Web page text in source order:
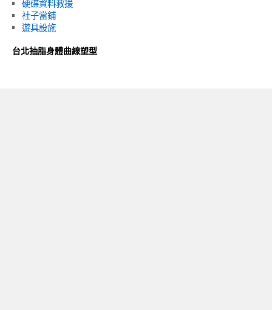
硬碟資料救援
社子當鋪
遊具設施
台北抽脂身體曲線塑型